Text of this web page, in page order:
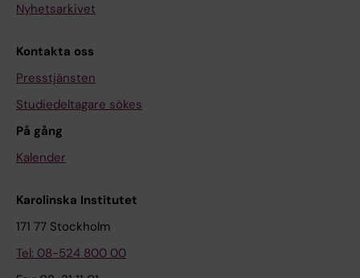
Nyhetsarkivet
Kontakta oss
Presstjänsten
Studiedeltagare sökes
På gång
Kalender
Karolinska Institutet
171 77 Stockholm
Tel: 08-524 800 00